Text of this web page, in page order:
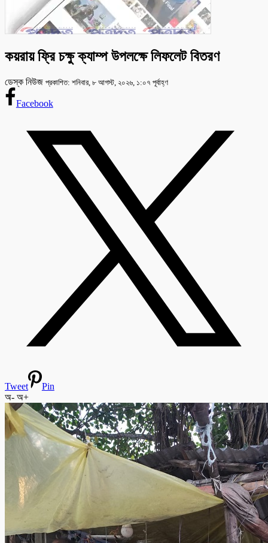
কয়রায় ফ্রি চক্ষু ক্যাম্প উপলক্ষে লিফলেট বিতরণ
ডেস্ক নিউজ প্রকাশিত: শনিবার, ৮ আগস্ট, ২০২৬, ১:০৭ পূর্বাহ্ণ
Facebook
Tweet
Pin
অ- অ+